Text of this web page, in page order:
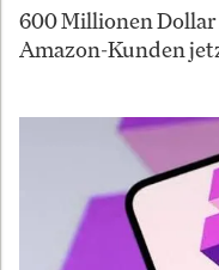
600 Millionen
Amazon-Kunden